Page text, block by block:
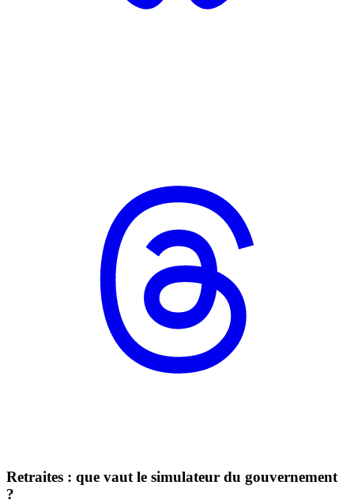
Retraites : que vaut le simulateur du gouvernement
?